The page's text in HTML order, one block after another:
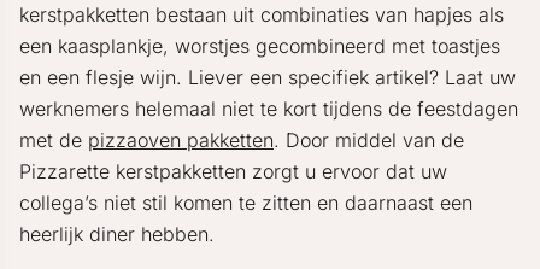
kerstpakketten bestaan uit combinaties van hapjes als
een kaasplankje, worstjes gecombineerd met toastjes
en een flesje wijn. Liever een specifiek artikel? Laat uw
werknemers helemaal niet te kort tijdens de feestdagen
met de pizzaoven pakketten. Door middel van de
Pizzarette kerstpakketten zorgt u ervoor dat uw
collega’s niet stil komen te zitten en daarnaast een
heerlijk diner hebben.